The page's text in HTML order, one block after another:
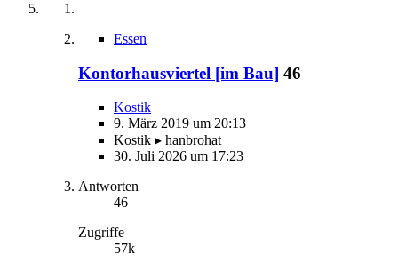
Essen
Kontorhausviertel [im Bau] 46
Kostik
9. März 2019 um 20:13
Kostik ▸ hanbrohat
30. Juli 2026 um 17:23
Antworten
46
Zugriffe
57k